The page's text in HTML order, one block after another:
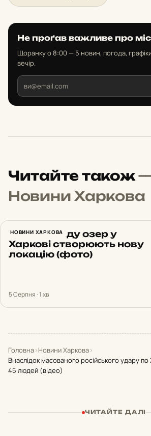
Не проґав важливе про
Щоранку о 8:00 — 5 новин, погода,
вечір.
Читайте також
Новини Харкова
НОВИНИ ХАРКОВА
Біля каскаду озер у
Харкові створюють нову
локацію (фото)
5 Серпня · 1 хв
Головна›Новини Харкова›
Внаслідок масованого російського удару
45 людей (відео)
ЧИТАЙТЕ ДАЛІ